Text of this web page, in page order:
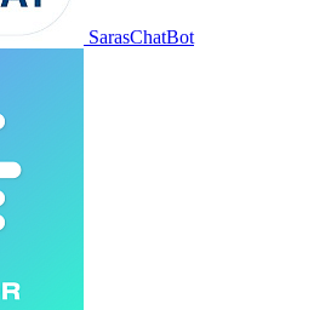
SarasChatBot